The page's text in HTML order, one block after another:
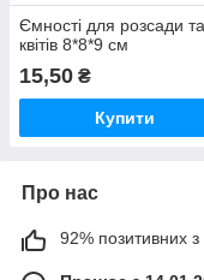
Ємності для розсади та
квітів 8*8*9 см
15,50 ₴
Купити
Про нас
92% позитивних з